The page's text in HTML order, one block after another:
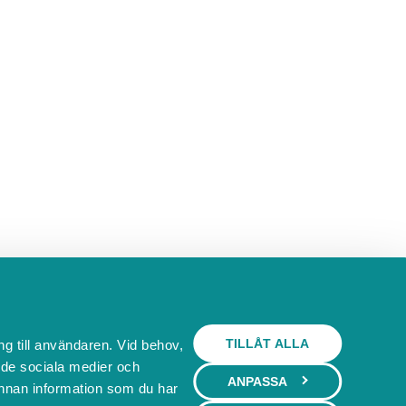
till användaren. Vid behov,
sociala medier och
information som du har
TILLÅT ALLA
ANPASSA